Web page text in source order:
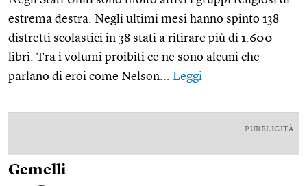
estrema destra. Negli ultimi mesi hanno spinto 138
distretti scolastici in 38 stati a ritirare più di 1.600
libri. Tra i volumi proibiti ce ne sono alcuni che
parlano di eroi come Nelson... Leggi
PUBBLICITÀ
Gemelli